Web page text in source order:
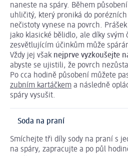
naneste na spáry. Během
uhličitý, který proniká do
nečistoty vynese na povrch.
jako klasické bělidlo, ale díky svým
zesvětlujícím účinkům může
Vždy jej však nejprve vyzkoušejte
abyste se ujistili, že povrch
Po cca hodině působení můžete
zubním kartáčkem a následně
spáry vysušit.
Soda na praní
Smíchejte tři díly sody na praní s
na spáry, zapracujte a po půl